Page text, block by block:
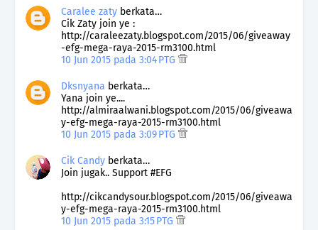
Caralee zaty berkata…
Cik Zaty join ye :
http://caraleezaty.blogspot.com/2015/06/giveaway
-efg-mega-raya-2015-rm3100.html
10 Jun 2015 pada 3:04 PTG
Dksnyana berkata…
Yana join ye....
http://almiraalwani.blogspot.com/2015/06/giveawa
y-efg-mega-raya-2015-rm3100.html
10 Jun 2015 pada 3:09 PTG
Cik Candy berkata…
Join jugak.. Support #EFG
http://cikcandysour.blogspot.com/2015/06/giveawa
y-efg-mega-raya-2015-rm3100.html
10 Jun 2015 pada 3:15 PTG